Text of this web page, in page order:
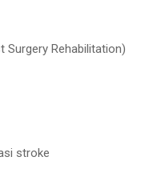
Surgery Rehabilitation)
stroke